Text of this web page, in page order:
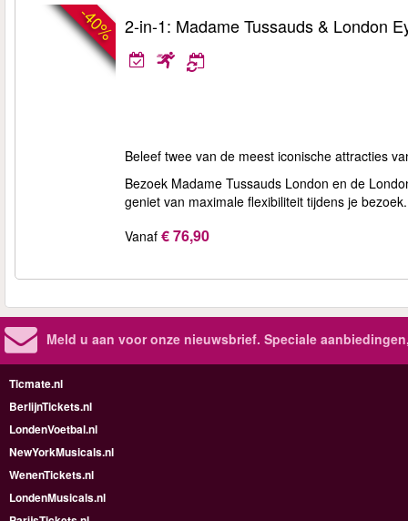
-40% 2-in-1: Madame Tussauds & London
Beleef twee van de meest iconische attracties
Bezoek Madame Tussauds London en de
geniet van maximale flexibiliteit tijdens je bezoek.
Vanaf € 76,90
Meld u aan voor onze nieuwsbrief. Speciale
Ticmate.nl
BerlijnTickets.nl
LondenVoetbal.nl
NewYorkMusicals.nl
WenenTickets.nl
LondenMusicals.nl